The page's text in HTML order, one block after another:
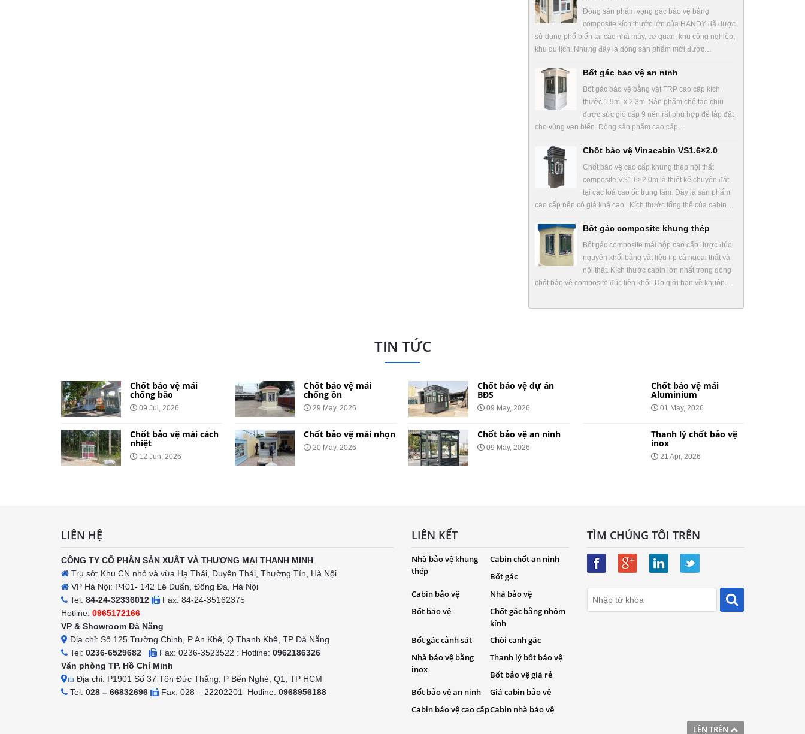
Dòng sản phẩm vọng gác bảo vệ bằng
composite kích thước lớn của HANDY đã được
sử dụng phổ biến tại các nhà máy, cơ quan, khu công nghiệp,
khu du lịch. Nhưng đây là dòng sản phẩm mới được…
Bốt gác bảo vệ an ninh
Bốt gác bảo vệ bằng vật FRP cao cấp kích
thước 1.9m x 2.3m. Sản phẩm chế tạo chịu
được sức gió cấp 9 nên rất phù hợp để lắp đặt
cho vùng ven biển. Dòng sản phẩm cao cấp…
Chốt bảo vệ Vinacabin VS1.6×2.0
Chốt bảo vệ cao cấp khung thép nội thất
composite VS1.6×2.0m là thiết kế chuyên đặt
tại các toà cao ốc trung tâm. Đây là sản phẩm
cao cấp nên có giá khá cao. Kích thước tổng thể của cabin…
Bốt gác composite khung thép
Bốt gác composite mái hộp cao cấp được đúc
nguyên khối bằng vật liệu frp cả ngoại thất và
nội thất. Kích thước cabin lớn nhất trong dòng
chốt bảo vệ composite đúc liền khối. Do giới hạn về khuôn…
TIN TỨC
Chốt bảo vệ mái
chống bão
09 Jul, 2026
Chốt bảo vệ mái cách
nhiệt
12 Jun, 2026
Chốt bảo vệ mái
chống ồn
29 May, 2026
Chốt bảo vệ mái nhọn
20 May, 2026
Chốt bảo vệ dự án
BĐS
09 May, 2026
Chốt bảo vệ an ninh
09 May, 2026
Chốt bảo vệ mái
Aluminium
01 May, 2026
Thanh lý chốt bảo vệ
inox
21 Apr, 2026
LÊN TRÊN
LIÊN HỆ
CÔNG TY CỔ PHẦN SẢN XUẤT VÀ THƯƠNG MẠI THANH MINH
Trụ sở: Khu CN nhỏ và vừa Hạ Thái, Duyên Thái, Thường Tín, Hà Nội
VP Hà Nội: P401- 142 Lê Duẩn, Đống Đa, Hà Nội
Tel: 84-24-32336012
Fax: 84-24-35162375
Hotline: 0965172166
VP & Showroom Đà Nẵng
Địa chỉ: Số 125 Trường Chinh, P An Khê, Q Thanh Khê, TP Đà Nẵng
Tel: 0236-6529682 Fax: 0236-3523522 : Hotline: 0962186326
Văn phòng TP. Hồ Chí Minh
m Địa chỉ: P1901 Số 37 Tôn Đức Thắng, P Bến Nghé, Q1, TP HCM
Tel: 028 – 66832696 Fax: 028 – 22202201 Hotline: 0968956188
LIÊN KẾT
Nhà bảo vệ khung
thép
Cabin chốt an ninh
Bốt gác
Cabin bảo vệ
Nhà bảo vệ
Bốt bảo vệ
Chốt gác bằng nhôm
kính
Bốt gác cảnh sát
Chòi canh gác
Nhà bảo vệ bằng
inox
Thanh lý bốt bảo vệ
Bốt bảo vệ giá rẻ
Bốt bảo vệ an ninh
Giá cabin bảo vệ
Cabin bảo vệ cao cấpCabin nhà bảo vệ
TÌM CHÚNG TÔI TRÊN